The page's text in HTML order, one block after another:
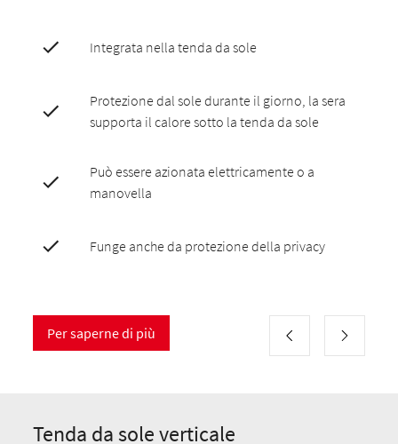
Integrata nella tenda da sole
Protezione dal sole durante il giorno, la sera
supporta il calore sotto la tenda da sole
Può essere azionata elettricamente o a
manovella
Funge anche da protezione della privacy
Per saperne di più
Tenda da sole verticale